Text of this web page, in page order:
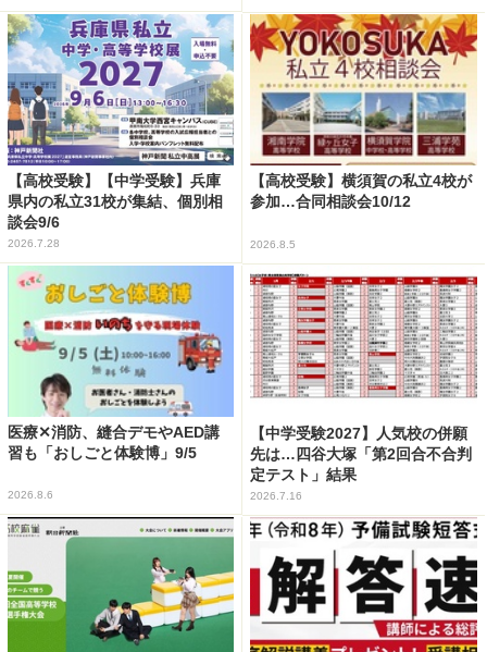
【高校受験】【中学受験】兵庫
県内の私立31校が集結、個別相
談会9/6
2026.7.28
【高校受験】横須賀の私立4校が
参加…合同相談会10/12
2026.8.5
医療✕消防、縫合デモやAED講
習も「おしごと体験博」9/5
2026.8.6
【中学受験2027】人気校の併願
先は…四谷大塚「第2回合不合判
定テスト」結果
2026.7.16